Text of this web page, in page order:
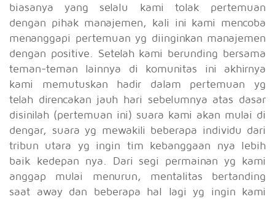
biasanya yang selalu kami tolak pertemuan
dengan pihak manajemen, kali ini kami mencoba
menanggapi pertemuan yg diinginkan manajemen
dengan positive. Setelah kami berunding bersama
teman-teman lainnya di komunitas ini akhirnya
kami memutuskan hadir dalam pertemuan yg
telah direncakan jauh hari sebelumnya atas dasar
disinilah (pertemuan ini) suara kami akan mulai di
dengar, suara yg mewakili beberapa individu dari
tribun utara yg ingin tim kebanggaan nya lebih
baik kedepan nya. Dari segi permainan yg kami
anggap mulai menurun, mentalitas bertanding
saat away dan beberapa hal lagi yg ingin kami